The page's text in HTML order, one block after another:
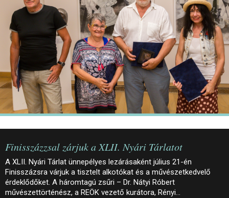
KÖZÉRDEKŰ ADATOK
Finisszázzsal zárjuk a XLII. Nyári Tárlatot
A XLII. Nyári Tárlat ünnepélyes lezárásaként július 21-én
Finisszázsra várjuk a tisztelt alkotókat és a művészetkedvelő
érdeklődőket. A háromtagú zsűri – Dr. Nátyi Róbert
művészettörténész, a REÖK vezető kurátora, Rényi…